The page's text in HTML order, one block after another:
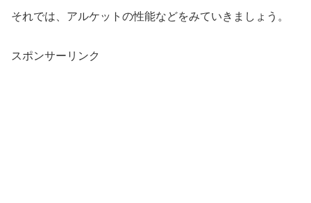
それでは、アルケットの性能などをみていきましょう。
スポンサーリンク